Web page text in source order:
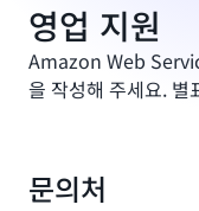
영업 지원
Amazon Web
을 작성해 주세요. 별
문의처